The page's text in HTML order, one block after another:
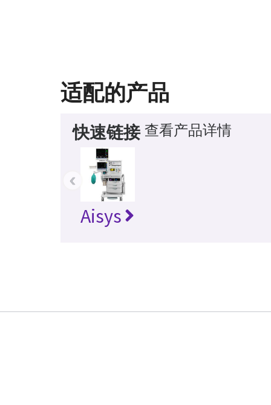
适配的产品
快速链接 查看产品详情
Aisys
‹